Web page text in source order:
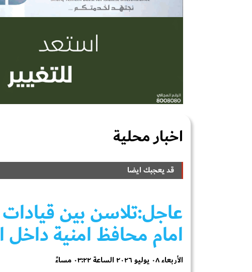
اخبار محلية
قد يعجبك ايضا
عاجل:تلاسن بين
امام محافظ امنية داخل
الأربعاء ٠٨ يوليو ٢٠٢٦ الساعة ٠٣:٢٢ مساءً